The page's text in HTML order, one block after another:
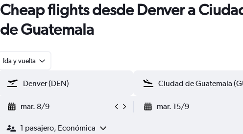
Cheap flights desde Denver a
de Guatemala
Ida y vuelta
mar. 8/9 mar. 15/9
1 pasajero, Económica